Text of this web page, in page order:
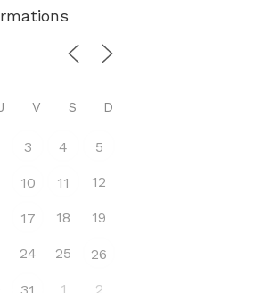
V S D
3 4 5
10 11 12
17 18 19
24 25 26
1 2